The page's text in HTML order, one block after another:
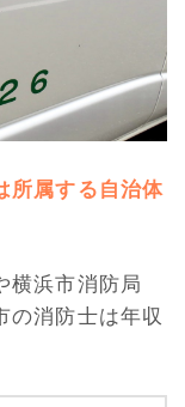
所属する自治体
横浜市消防局
の消防士は年収